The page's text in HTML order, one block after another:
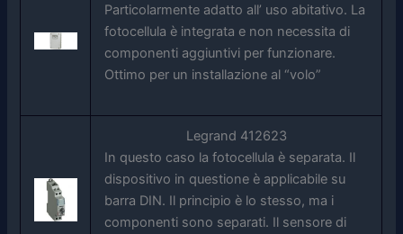
Particolarmente adatto all’ uso abitativo. La
fotocellula è integrata e non necessita di
componenti aggiuntivi per funzionare.
Ottimo per un installazione al “volo”
Legrand 412623
In questo caso la fotocellula è separata. Il
dispositivo in questione è applicabile su
barra DIN. Il principio è lo stesso, ma i
componenti sono separati. Il sensore di